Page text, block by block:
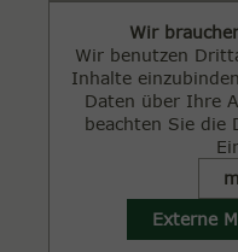
Wir
Wir benutzen
Inhalte
Daten über Ihre
beachten Sie die
Externe